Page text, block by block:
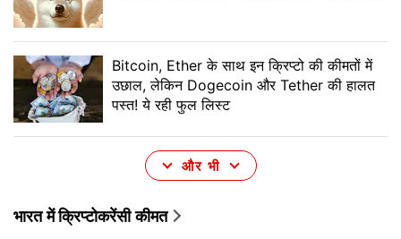
Bitcoin, Ether के साथ इन क्रिप्टो की कीमतों में
उछाल, लेकिन Dogecoin और Tether की हालत
पस्त! ये रही फुल लिस्ट
और भी
भारत में क्रिप्टोकरेंसी कीमत